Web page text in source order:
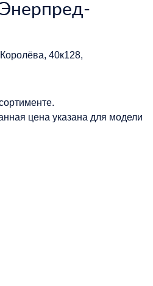
40к128,
цена указана для модели